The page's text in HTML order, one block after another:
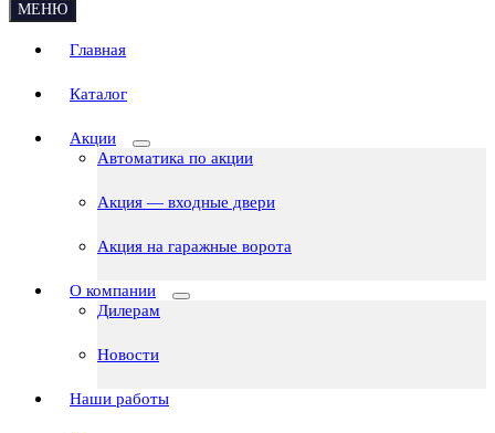
МЕНЮ
Главная
Каталог
Акции
Автоматика по акции
Акция — входные двери
Акция на гаражные ворота
О компании
Дилерам
Новости
Наши работы